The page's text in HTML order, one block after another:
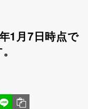
1月7日時点で